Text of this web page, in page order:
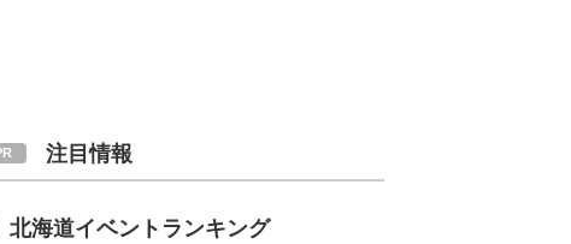
注目情報
北海道イベントランキング